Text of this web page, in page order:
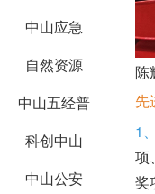
中山应急
自然资源
中山五经普
科创中山
中山公安
陈
先
1
项
奖